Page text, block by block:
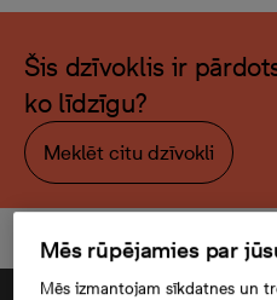
Šis dzīvoklis ir
ko līdzīgu?
Meklēt citu dzīvokli
Mēs rūpējamies par
Mēs izmantojam sīkdatnes un